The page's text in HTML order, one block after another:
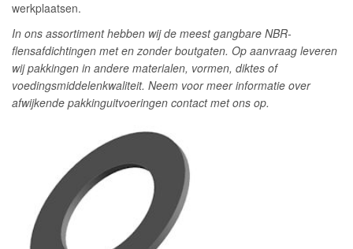
werkplaatsen.
In ons assortiment hebben wij de meest gangbare NBR-
flensafdichtingen met en zonder boutgaten. Op aanvraag leveren
wij pakkingen in andere materialen, vormen, diktes of
voedingsmiddelenkwaliteit. Neem voor meer informatie over
afwijkende pakkinguitvoeringen contact met ons op.